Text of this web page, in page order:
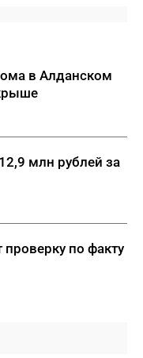
в Алданском
млн рублей за
по факту